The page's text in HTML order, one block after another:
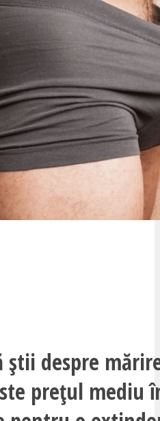
știi despre
prețul mediu